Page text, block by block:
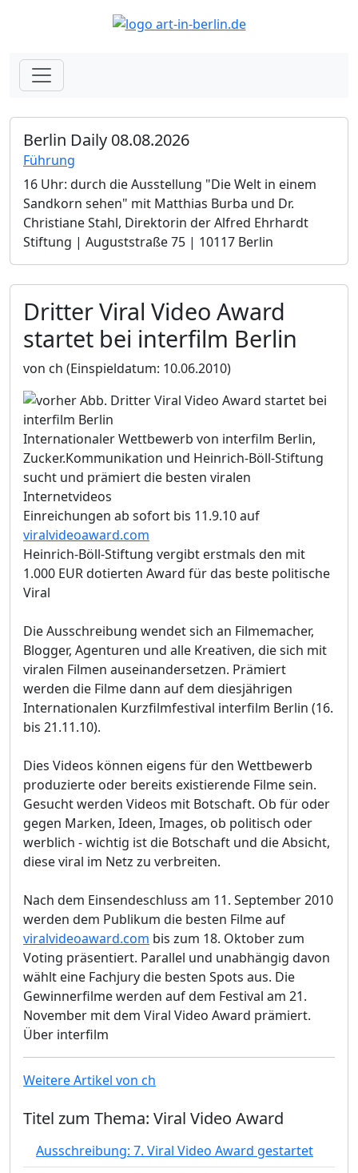
Berlin Daily 08.08.2026
Führung
16 Uhr: durch die Ausstellung "Die Welt in einem
Sandkorn sehen" mit Matthias Burba und Dr.
Christiane Stahl, Direktorin der Alfred Ehrhardt
Stiftung | Auguststraße 75 | 10117 Berlin
Dritter Viral Video Award
startet bei interfilm Berlin
von ch (Einspieldatum: 10.06.2010)
Internationaler Wettbewerb von interfilm Berlin,
Zucker.Kommunikation und Heinrich-Böll-Stiftung
sucht und prämiert die besten viralen
Internetvideos
Einreichungen ab sofort bis 11.9.10 auf
viralvideoaward.com
Heinrich-Böll-Stiftung vergibt erstmals den mit
1.000 EUR dotierten Award für das beste politische
Viral
Die Ausschreibung wendet sich an Filmemacher,
Blogger, Agenturen und alle Kreativen, die sich mit
viralen Filmen auseinandersetzen. Prämiert
werden die Filme dann auf dem diesjährigen
Internationalen Kurzfilmfestival interfilm Berlin (16.
bis 21.11.10).
Dies Videos können eigens für den Wettbewerb
produzierte oder bereits existierende Filme sein.
Gesucht werden Videos mit Botschaft. Ob für oder
gegen Marken, Ideen, Images, ob politisch oder
werblich - wichtig ist die Botschaft und die Absicht,
diese viral im Netz zu verbreiten.
Nach dem Einsendeschluss am 11. September 2010
werden dem Publikum die besten Filme auf
viralvideoaward.com bis zum 18. Oktober zum
Voting präsentiert. Parallel und unabhängig davon
wählt eine Fachjury die besten Spots aus. Die
Gewinnerfilme werden auf dem Festival am 21.
November mit dem Viral Video Award prämiert.
Über interfilm
Weitere Artikel von ch
Titel zum Thema: Viral Video Award
Ausschreibung: 7. Viral Video Award gestartet